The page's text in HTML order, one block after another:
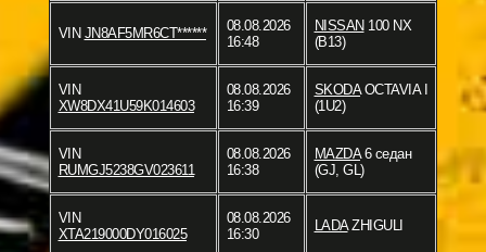
VIN JN8AF5MR6CT******
08.08.2026
16:48
NISSAN 100 NX
(B13)
VIN
XW8DX41U59K014603
08.08.2026
16:39
SKODAOCTAVIA I
(1U2)
VIN
RUMGJ5238GV023611
08.08.2026
16:38
MAZDA6 седан
(GJ, GL)
VIN
XTA219000DY016025
08.08.2026
16:30
LADAZHIGULI